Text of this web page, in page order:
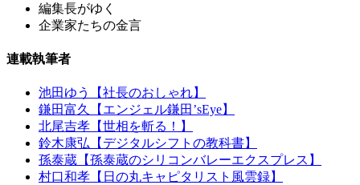
編集長がゆく
企業家たちの金言
連載執筆者
池田ゆう【社長のおしゃれ】
鎌田富久【エンジェル鎌田’sEye】
北尾吉孝【世相を斬る！】
鈴木康弘【デジタルシフトの教科書】
孫泰蔵【孫泰蔵のシリコンバレーエクスプレス】
村口和孝【日の丸キャピタリスト風雲録】